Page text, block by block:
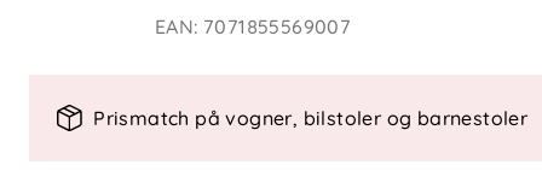
Vindtett og pustende softshell
Utskiftbare fotstrikk
EAN: 7071855569007
Prismatch på vogner, bilstoler og barnestoler